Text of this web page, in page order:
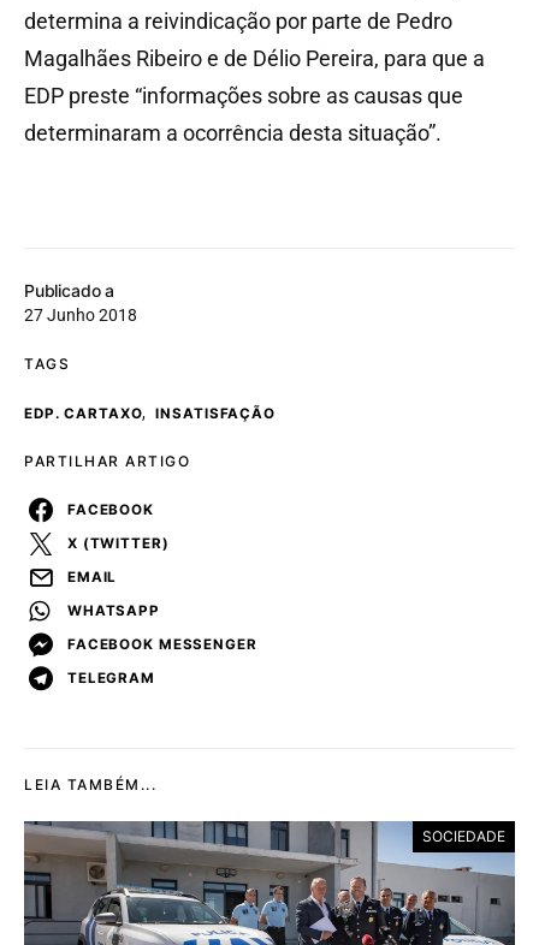
Publicado a
27 Junho 2018
TAGS
EDP. CARTAXO, INSATISFAÇÃO
PARTILHAR ARTIGO
FACEBOOK
X (TWITTER)
EMAIL
WHATSAPP
FACEBOOK MESSENGER
TELEGRAM
determina a reivindicação por parte de Pedro
Magalhães Ribeiro e de Délio Pereira, para que a
EDP preste “informações sobre as causas que
determinaram a ocorrência desta situação”.
LEIA TAMBÉM...
SOCIEDADE